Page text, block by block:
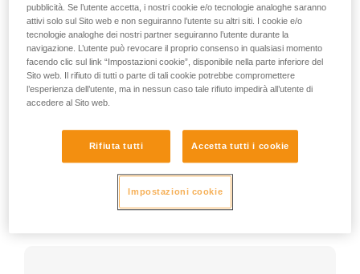
Rischio di strangolamento in caso di
aggancio del casco:sottogola in posizione
inferiore a25 kg
Attenzione, Il casco è consegnato in
Inoltre, la scelta della resistenza del sottogola
determina anche la certificazione
pubblicità. Se l’utente accetta, i nostri cookie e/o tecnologie analoghe saranno
attivi solo sul Sito web e non seguiranno l’utente su altri siti. I cookie e/o
tecnologie analoghe dei nostri partner seguiranno l’utente durante la
navigazione. L’utente può revocare il proprio consenso in qualsiasi momento
facendo clic sul link “Impostazioni cookie”, disponibile nella parte inferiore del
Sito web. Il rifiuto di tutti o parte di tali cookie potrebbe compromettere
l’esperienza dell’utente, ma in nessun caso tale rifiuto impedirà all’utente di
accedere al Sito web.
Rifiuta tutti Accetta tutti i cookie
Impostazioni cookie